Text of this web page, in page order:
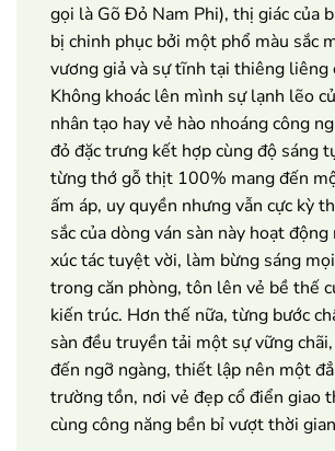
gọi là Gõ Đỏ Nam Phi), thị giác của
bị chinh phục bởi một phổ màu sắc
vương giả và sự tĩnh tại thiêng liêng
Không khoác lên mình sự lạnh lẽo
nhân tạo hay vẻ hào nhoáng công
đỏ đặc trưng kết hợp cùng độ sáng
từng thớ gỗ thịt 100% mang đến
ấm áp, uy quyền nhưng vẫn cực kỳ
sắc của dòng ván sàn này hoạt
xúc tác tuyệt vời, làm bừng sáng
trong căn phòng, tôn lên vẻ bề thế
kiến trúc. Hơn thế nữa, từng bước
sàn đều truyền tải một sự vững
đến ngỡ ngàng, thiết lập nên một
trường tồn, nơi vẻ đẹp cổ điển giao
cùng công năng bền bỉ vượt thời